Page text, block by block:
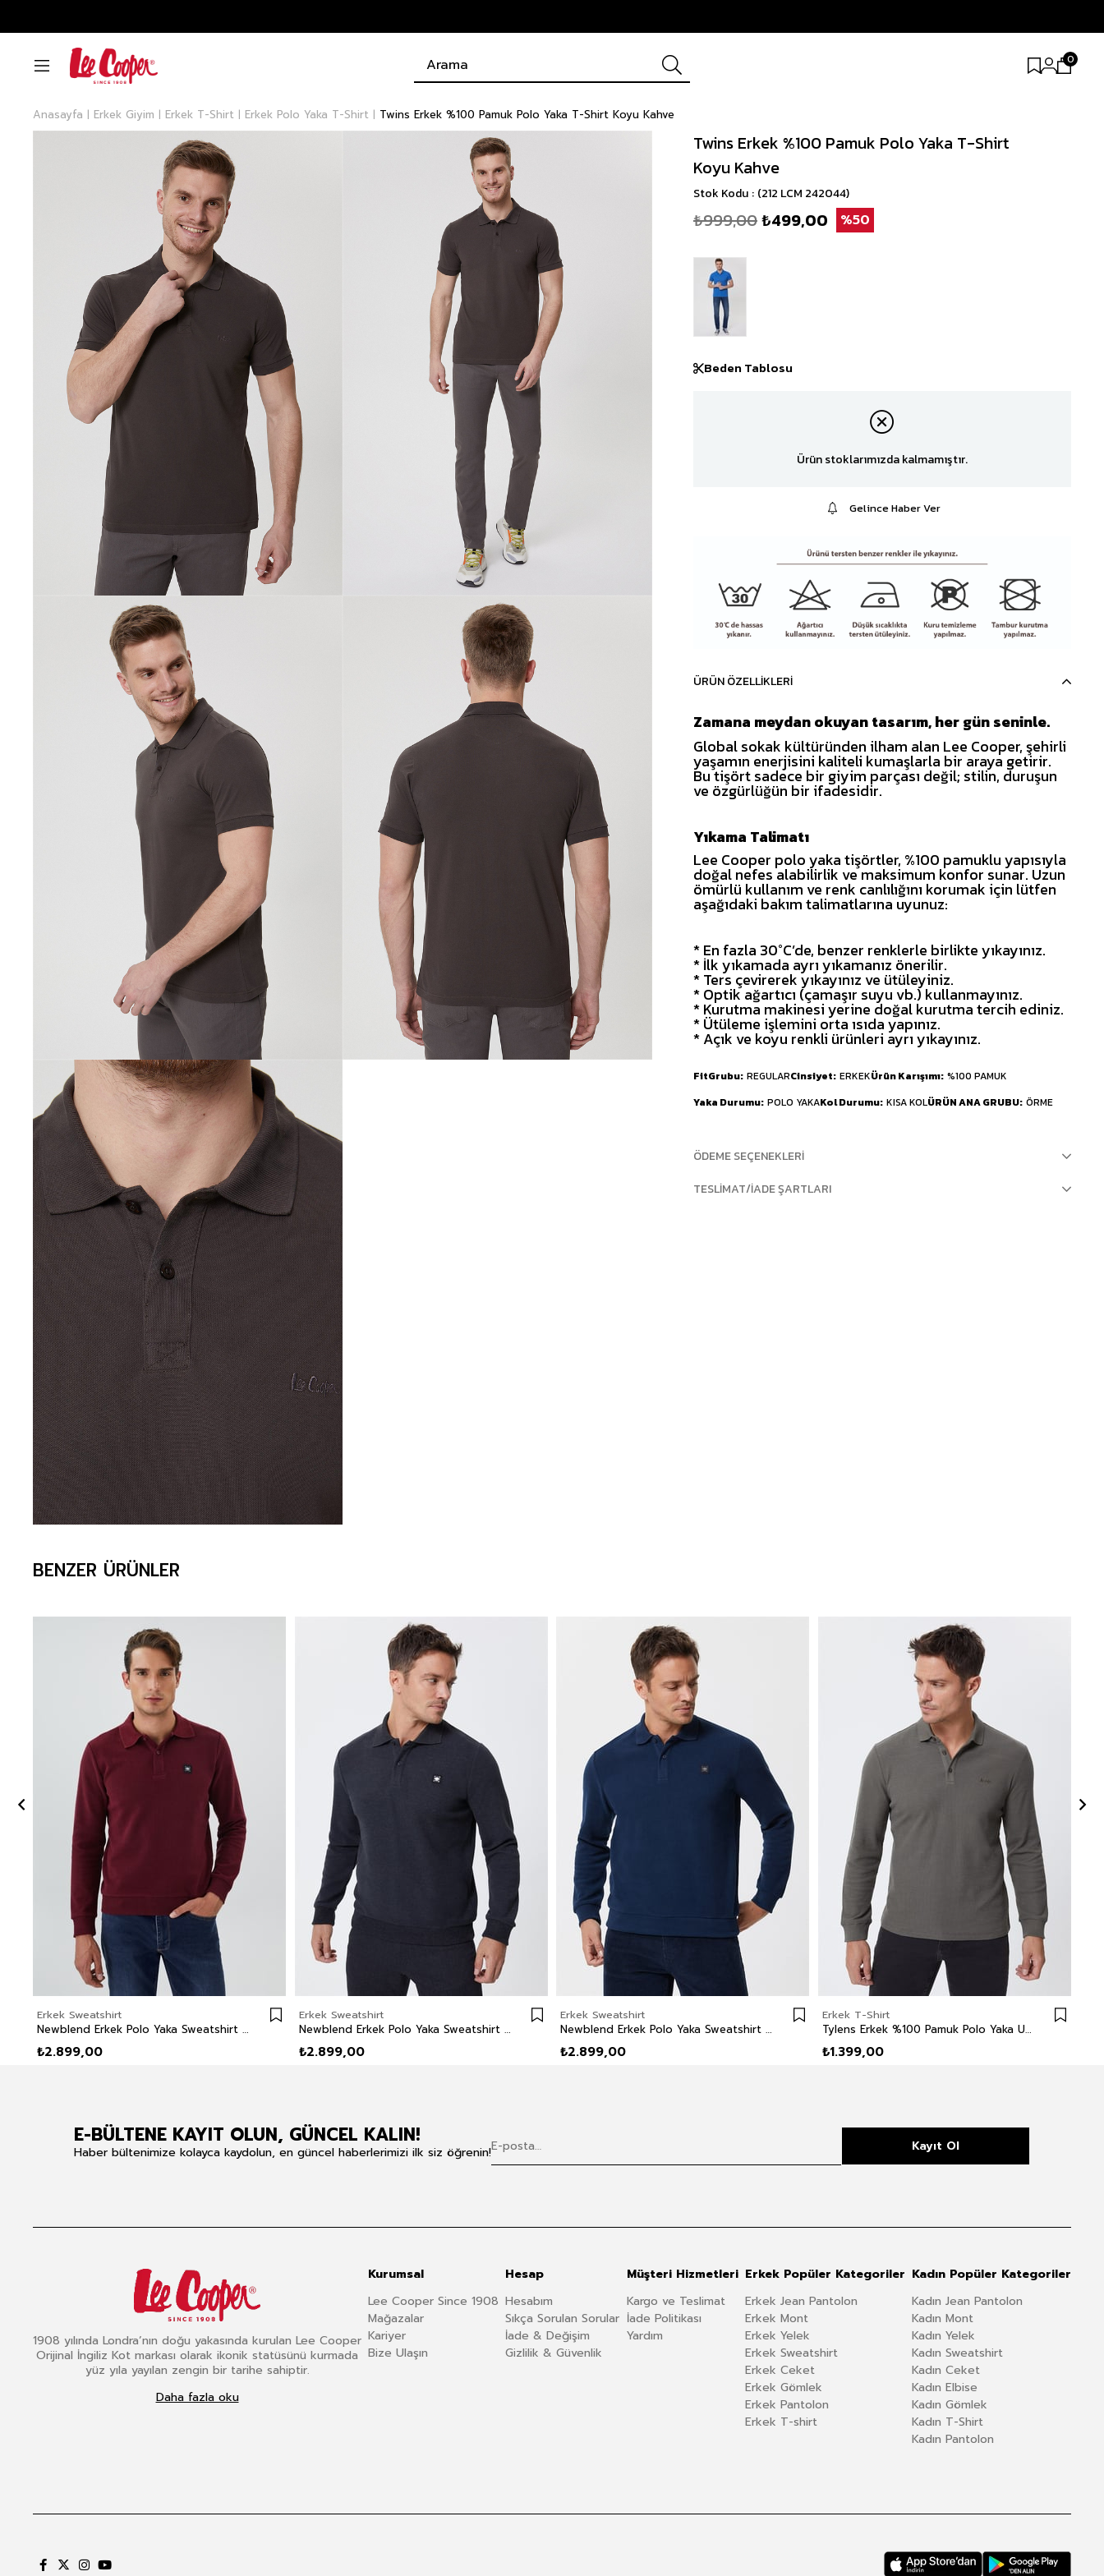
0
Anasayfa Erkek Giyim Erkek T-Shirt Erkek Polo Yaka T-Shirt Twins Erkek %100 Pamuk Polo Yaka T-Shirt Koyu Kahve
Twins Erkek %100 Pamuk Polo Yaka T-Shirt
Koyu Kahve
Stok Kodu (212 LCM 242044)
₺999,00₺499,00 50
Beden Tablosu
Ürün stoklarımızda kalmamıştır.
Gelince Haber Ver
ÜRÜN ÖZELLIKLERI
Zamana meydan okuyan tasarım, her gün seninle.
Global sokak kültüründen ilham alan Lee Cooper, şehirli
yaşamın enerjisini kaliteli kumaşlarla bir araya getirir.
Bu tişört sadece bir giyim parçası değil; stilin, duruşun
ve özgürlüğün bir ifadesidir.
Yıkama Talimatı
Lee Cooper polo yaka tişörtler, %100 pamuklu yapısıyla
doğal nefes alabilirlik ve maksimum konfor sunar. Uzun
ömürlü kullanım ve renk canlılığını korumak için lütfen
aşağıdaki bakım talimatlarına uyunuz:
* En fazla 30°C’de, benzer renklerle birlikte yıkayınız.
* İlk yıkamada ayrı yıkamanız önerilir.
* Ters çevirerek yıkayınız ve ütüleyiniz.
* Optik ağartıcı (çamaşır suyu vb.) kullanmayınız.
* Kurutma makinesi yerine doğal kurutma tercih ediniz.
* Ütüleme işlemini orta ısıda yapınız.
* Açık ve koyu renkli ürünleri ayrı yıkayınız.
FitGrubu REGULARCinsiyet ERKEKÜrün Karışımı %100 PAMUK
Yaka Durumu POLO YAKAKol Durumu KISA KOLÜRÜN ANA GRUBU ÖRME
ÖDEME SEÇENEKLERI
TESLIMAT/İADE ŞARTLARI
BENZER ÜRÜNLER
Erkek Sweatshirt
Newblend Erkek Polo Yaka Sweatshirt Bordo
₺2.899,00
Erkek Sweatshirt
Newblend Erkek Polo Yaka Sweatshirt Antrasit-Melanj
₺2.899,00
Erkek Sweatshirt
Newblend Erkek Polo Yaka Sweatshirt Açık Lacivert
₺2.899,00
Erkek T-Shirt
Tylens Erkek %100 Pamuk Polo Yaka Uzun Kol T-Shirt Haki
₺1.399,00
E-BÜLTENE KAYIT OLUN, GÜNCEL KALIN!
Haber bültenimize kolayca kaydolun, en güncel haberlerimizi ilk siz öğrenin! Kayıt Ol
1908 yılında Londra’nın doğu yakasında kurulan Lee Cooper
Orijinal İngiliz Kot markası olarak ikonik statüsünü kurmada
yüz yıla yayılan zengin bir tarihe sahiptir.
Daha fazla oku
Kurumsal
Lee Cooper Since 1908
Mağazalar
Kariyer
Bize Ulaşın
Hesap
Hesabım
Sıkça Sorulan Sorular
İade & Değişim
Gizlilik & Güvenlik
Müşteri Hizmetleri
Kargo ve Teslimat
İade Politikası
Yardım
Erkek Popüler Kategoriler
Erkek Jean Pantolon
Erkek Mont
Erkek Yelek
Erkek Sweatshirt
Erkek Ceket
Erkek Gömlek
Erkek Pantolon
Erkek T-shirt
Kadın Popüler Kategoriler
Kadın Jean Pantolon
Kadın Mont
Kadın Yelek
Kadın Sweatshirt
Kadın Ceket
Kadın Elbise
Kadın Gömlek
Kadın T-Shirt
Kadın Pantolon